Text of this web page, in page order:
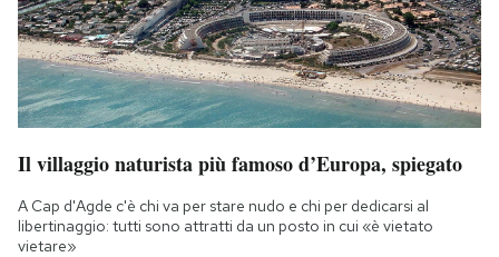
Il villaggio naturista più famoso d’Europa, spiegato
A Cap d'Agde c'è chi va per stare nudo e chi per dedicarsi al
libertinaggio: tutti sono attratti da un posto in cui «è vietato
vietare»